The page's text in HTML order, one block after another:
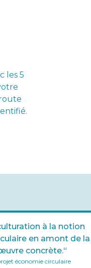
les 5
à la notion
en amont de la
concrète.“
économie circulaire